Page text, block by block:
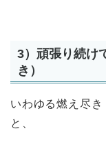
3）頑張り続け
き）
いわゆる燃え尽
と、